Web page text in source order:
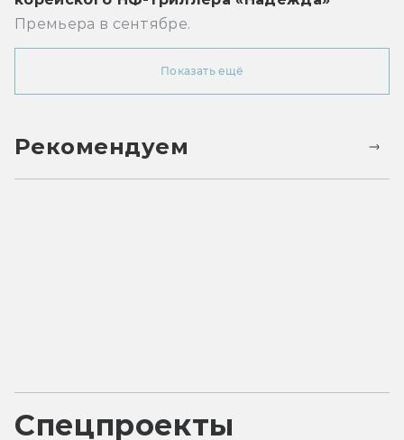
Премьера в сентябре.
Показать ещё
Рекомендуем
Спецпроекты